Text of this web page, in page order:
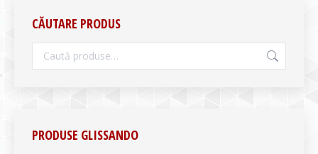
CĂUTARE PRODUS
PRODUSE GLISSANDO